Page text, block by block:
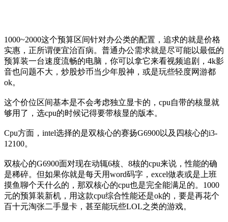
1000~2000这个预算区间针对办公类的配置，追求的就是价格
实惠，正所谓便宜治百病。普通办公需求就是尽可能以最低的
预算装一台速度流畅的电脑，你可以拿它来看视频追剧，4k影
音也问题不大，炒股炒币当少年股神，或是玩些轻度网游都
ok。
这个价位区间基本是不会考虑独立显卡的，cpu自带的核显就
够用了，选cpu的时候记得要带核显的版本。
Cpu方面，intel选择的是双核心的赛扬G6900以及四核心的i3-
12100。
双核心的G6900面对现在动辄6核、8核的cpu来说，性能的确
是稀碎。但如果你就是每天用word码字，excel做表或是上班
摸鱼聊个天什么的，那双核心的cpu也是完全能满足的。1000
元的预算装新机，用这款cpu综合性能还是ok的，要是再花个
百十元淘张二手显卡，甚至能玩些LOL之类的游戏。